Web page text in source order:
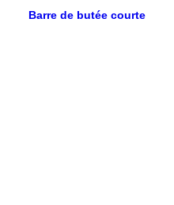
Barre de butée courte